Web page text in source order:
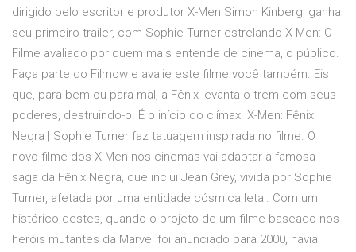
dirigido pelo escritor e produtor X-Men Simon Kinberg, ganha
seu primeiro trailer, com Sophie Turner estrelando X-Men: O
Filme avaliado por quem mais entende de cinema, o público.
Faça parte do Filmow e avalie este filme você também. Eis
que, para bem ou para mal, a Fênix levanta o trem com seus
poderes, destruindo-o. É o início do clímax. X-Men: Fênix
Negra | Sophie Turner faz tatuagem inspirada no filme. O
novo filme dos X-Men nos cinemas vai adaptar a famosa
saga da Fênix Negra, que inclui Jean Grey, vivida por Sophie
Turner, afetada por uma entidade cósmica letal. Com um
histórico destes, quando o projeto de um filme baseado nos
heróis mutantes da Marvel foi anunciado para 2000, havia